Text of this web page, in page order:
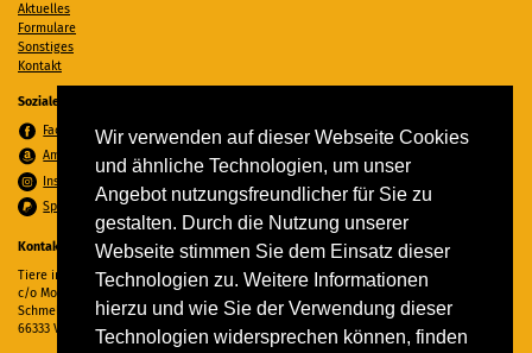
Wir verwenden auf dieser Webseite Cookies
und ähnliche Technologien, um unser
Angebot nutzungsfreundlicher für Sie zu
gestalten. Durch die Nutzung unserer
Webseite stimmen Sie dem Einsatz dieser
Technologien zu. Weitere Informationen
hierzu und wie Sie der Verwendung dieser
Technologien widersprechen können, finden
Aktuelles
Formulare
Sonstiges
Kontakt
Soziale Medien
Facebook
Amazon Wunschzettel
Instagram
Spenden per PayPal
Kontakt
Tiere in Not Saar e.V.
c/o Monika Ewen
Schmelzer Straße 22
66333 Völklingen